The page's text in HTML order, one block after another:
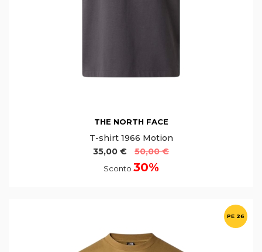
THE NORTH FACE
T-shirt 1966 Motion
35,00 €
50,00 €
Sconto 30%
PE 26